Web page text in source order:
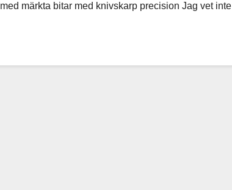
märkta bitar med knivskarp precision Jag vet inte